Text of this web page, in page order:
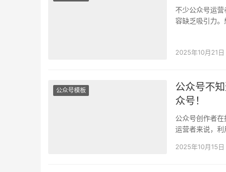
不少公众号运
容缺乏吸引力
2025年10月21日
公众号模板
公众号不
众号！
公众号创作者
运营者来说，
2025年10月15日